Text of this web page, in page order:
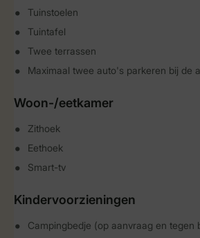
Tuinstoelen
Tuintafel
Twee terrassen
Maximaal twee auto's parkeren bij de
Woon-/eetkamer
Zithoek
Eethoek
Smart-tv
Kindervoorzieningen
Campingbedje (op aanvraag en tegen